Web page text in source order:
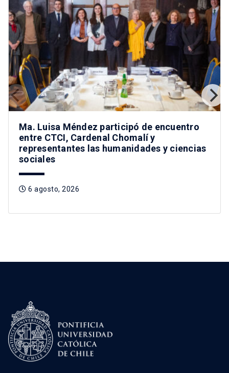
Ma. Luisa Méndez participó de encuentro
entre CTCI, Cardenal Chomalí y
representantes las humanidades y ciencias
sociales
6 agosto, 2026